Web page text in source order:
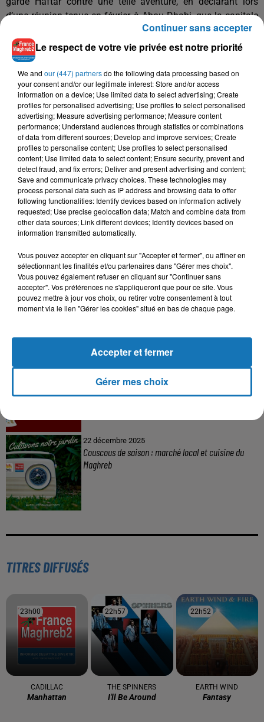
d’une réunion tenue en février à Abou Dhabi, que la capitale
Tripoli était "une ligne rouge", affirment ces sources
diplomatiques.
Trump et Bolton sont à l’origine du changement de cap en
Libye. Washington qui a initialement soutenu l’initiative
britannique au Conseil de sécurité pour arrêter les combats a
stoppé ensuite ses efforts, opposant une résistance à un
projet de résolution réclamant un cessez-le-feu aux
belligérants.
À LA UNE
Baya: La Muse Algérienne Qui a Charmé le Monde
Une CAN bien lancée entre cérémonial,
confirmations et démonstrations
22 décembre 2025
Couscous de saison : marché local et cuisine du
Maghreb
TITRES DIFFUSÉS
23h00
23h00
CADILLAC
Manhattan
22h57
22h57
THE SPINNERS
I'll Be Around
22h52
22h52
EARTH WIND
Fantasy
Le respect de votre vie privée est notre priorité
We and our (447) partnersdo the following data processing based on
your consent and/or our legitimate interest: Store and/or access
information on a device; Use limited data to select advertising; Create
profiles for personalised advertising; Use profiles to select personalised
advertising; Measure advertising performance; Measure content
performance; Understand audiences through statistics or combinations
of data from different sources; Develop and improve services; Create
profiles to personalise content; Use profiles to select personalised
content; Use limited data to select content; Ensure security, prevent and
detect fraud, and fix errors; Deliver and present advertising and content;
Save and communicate privacy choices. These technologies may
process personal data such as IP address and browsing data to offer
following functionalities: Identify devices based on information actively
requested; Use precise geolocation data; Match and combine data from
other data sources; Link different devices; Identify devices based on
information transmitted automatically.
Vous pouvez accepter en cliquant sur "Accepter et fermer", ou affiner en
sélectionnant les finalités et/ou partenaires dans "Gérer mes choix".
Vous pouvez également refuser en cliquant sur "Continuer sans
accepter". Vos préférences ne s'appliqueront que pour ce site. Vous
pouvez mettre à jour vos choix, ou retirer votre consentement à tout
moment via le lien "Gérer les cookies" situé en bas de chaque page.
Gérer mes choix
Accepter et fermer
Continuer sans accepter